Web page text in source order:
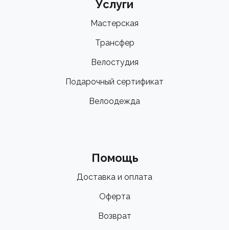
Услуги
Мастерская
Трансфер
Велостудия
Подарочный сертификат
Велоодежда
Помощь
Доставка и оплата
Оферта
Возврат